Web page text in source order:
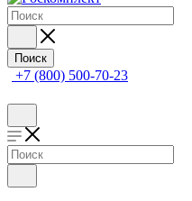
Поиск
+7 (800) 500-70-23